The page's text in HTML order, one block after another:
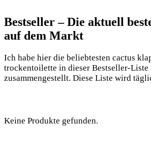
Bestseller – Die aktuell
auf dem Markt
Ich habe hier die beliebtesten cactus
trockentoilette in dieser Bestseller-
zusammengestellt. Diese Liste wird
Keine Produkte gefunden.